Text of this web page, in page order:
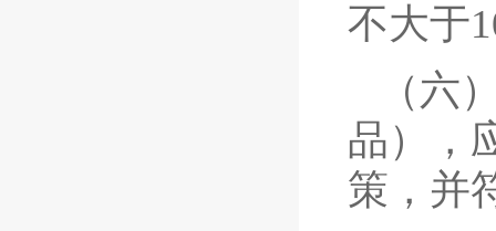
不大于
（六
品），
策，并